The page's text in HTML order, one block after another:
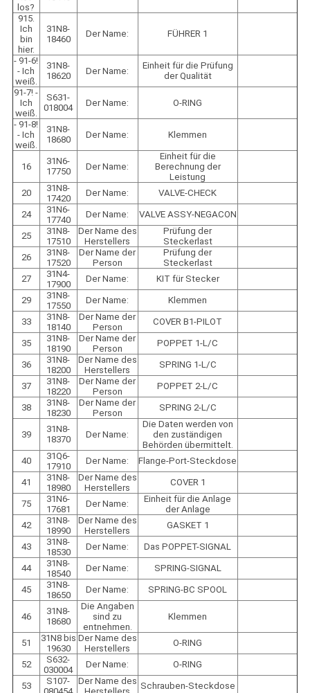
los?
915.
Ich
bin
hier.
31N8-
18460
Der Name: FÜHRER 1
- 91-6!
- Ich
weiß.
31N8-
18620
Der Name:
Einheit für die Prüfung
der Qualität
91-7! -
Ich
weiß.
S631-
018004
Der Name: O-RING
- 91-8!
- Ich
weiß.
31N8-
18680
Der Name: Klemmen
16
31N6-
17750
Der Name:
Einheit für die
Berechnung der
Leistung
20
31N8-
17420
Der Name: VALVE-CHECK
24
31N6-
17740
Der Name: VALVE ASSY-NEGACON
25
31N8-
17510
Der Name des
Herstellers
Prüfung der
Steckerlast
26
31N8-
17520
Der Name der
Person
Prüfung der
Steckerlast
27
31N4-
17900
Der Name: KIT für Stecker
29
31N8-
17550
Der Name: Klemmen
33
31N8-
18140
Der Name der
Person
COVER B1-PILOT
35
31N8-
18190
Der Name der
Person
POPPET 1-L/C
36
31N8-
18200
Der Name des
Herstellers
SPRING 1-L/C
37
31N8-
18220
Der Name der
Person
POPPET 2-L/C
38
31N8-
18230
Der Name der
Person
SPRING 2-L/C
39
31N8-
18370
Der Name:
Die Daten werden von
den zuständigen
Behörden übermittelt.
40
31Q6-
17910
Der Name: Flange-Port-Steckdose
41
31N8-
18980
Der Name des
Herstellers
COVER 1
75
31N6-
17681
Der Name:
Einheit für die Anlage
der Anlage
42
31N8-
18990
Der Name des
Herstellers
GASKET 1
43
31N8-
18530
Der Name: Das POPPET-SIGNAL
44
31N8-
18540
Der Name: SPRING-SIGNAL
45
31N8-
18650
Der Name: SPRING-BC SPOOL
46
31N8-
18680
Die Angaben
sind zu
entnehmen.
Klemmen
51
31N8 bis
19630
Der Name des
Herstellers
O-RING
52
S632-
030004
Der Name: O-RING
53
S107-
Der Name des Schrauben-Steckdose